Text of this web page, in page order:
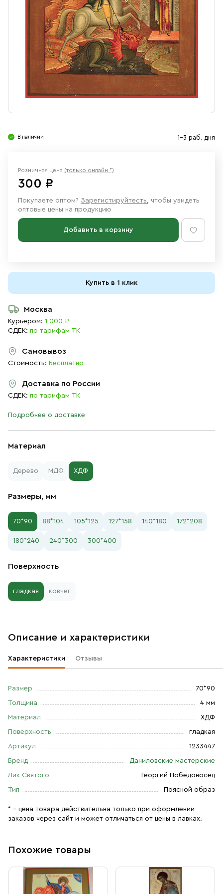
Ювелирные изделия
В наличии 1-3 раб. дня
Материал
Дерево МДФ ХДФ
Размеры, мм
70*90 88*104 105*125 127*158 140*180 172*208
180*240 240*300 300*400
Поверхность
гладкая ковчег
Розничная цена (только онлайн *)
300 ₽
Покупаете оптом? Зарегистируйтесть, чтобы увидеть
оптовые цены на продукцию
Добавить в корзину
Купить в 1 клик
Москва
Курьером: 1 000 ₽
СДЕК: по тарифам ТК
Самовывоз
Стоимость: Бесплатно
Доставка по России
СДЕК: по тарифам ТК
Подробнее о доставке
Описание и характеристики
Характеристики Отзывы
Размер 70*90
Толщина 4 мм
Материал ХДФ
Поверхность гладкая
Артикул 1233447
Бренд Даниловские мастерские
Лик Святого Георгий Победоносец
Тип Поясной образ
* – цена товара действительна только при оформлении
заказов через сайт и может отличаться от цены в лавках.
Похожие товары